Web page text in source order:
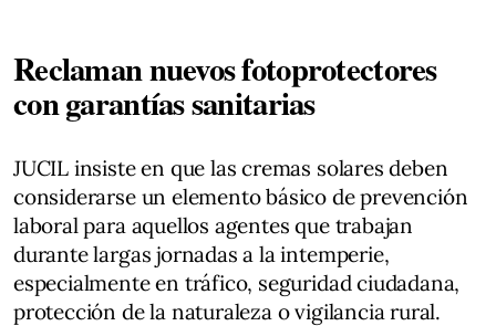
Reclaman nuevos fotoprotectores
con garantías sanitarias
JUCIL insiste en que las cremas solares deben
considerarse un elemento básico de prevención
laboral para aquellos agentes que trabajan
durante largas jornadas a la intemperie,
especialmente en tráfico, seguridad ciudadana,
protección de la naturaleza o vigilancia rural.